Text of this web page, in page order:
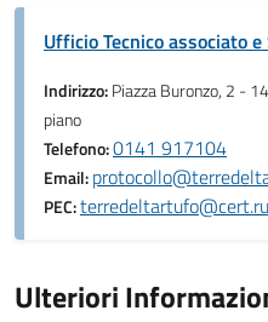
Ufficio Tecnico associato e
Indirizzo:Piazza Buronzo, 2 -
piano
Telefono:0141 917104
Email:
PEC:
Ulteriori